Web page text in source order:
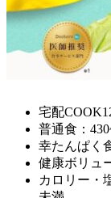
宅配
普通食：
幸たんぱく
健康ボリュ
カロリー・